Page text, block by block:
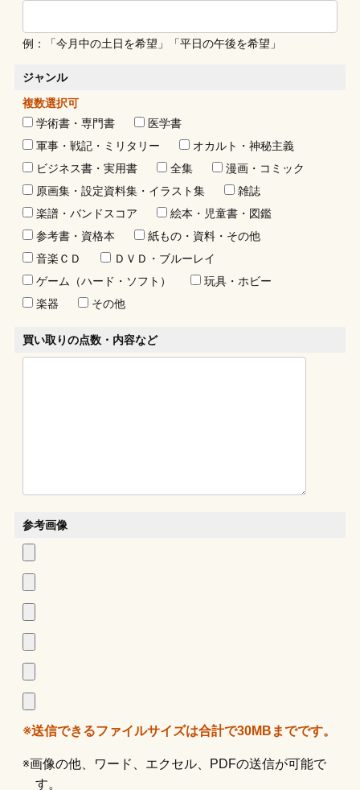
例：「今月中の土日を希望」「平日の午後を希望」
ジャンル
複数選択可
学術書・専門書
医学書
軍事・戦記・ミリタリー
オカルト・神秘主義
ビジネス書・実用書
全集
漫画・コミック
原画集・設定資料集・イラスト集
雑誌
楽譜・バンドスコア
絵本・児童書・図鑑
参考書・資格本
紙もの・資料・その他
音楽ＣＤ
ＤＶＤ・ブルーレイ
ゲーム（ハード・ソフト）
玩具・ホビー
楽器
その他
買い取りの点数・内容など
参考画像
※送信できるファイルサイズは合計で30MBまでです。
※画像の他、ワード、エクセル、PDFの送信が可能で
す。